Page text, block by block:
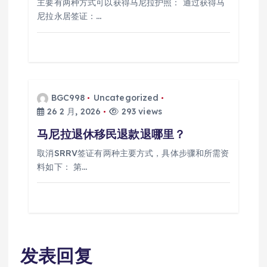
主要有两种方式可以获得马尼拉护照： 通过获得马
尼拉永居签证：…
BGC998
Uncategorized
26 2 月, 2026
293 views
马尼拉退休移民退款退哪里？
取消SRRV签证有两种主要方式，具体步骤和所需资
料如下： 第…
发表回复